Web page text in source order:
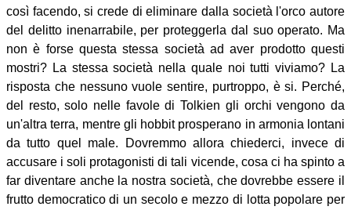
così facendo, si crede di eliminare dalla società l'orco autore
del delitto inenarrabile, per proteggerla dal suo operato. Ma
non è forse questa stessa società ad aver prodotto questi
mostri? La stessa società nella quale noi tutti viviamo? La
risposta che nessuno vuole sentire, purtroppo, è si. Perché,
del resto, solo nelle favole di Tolkien gli orchi vengono da
un'altra terra, mentre gli hobbit prosperano in armonia lontani
da tutto quel male. Dovremmo allora chiederci, invece di
accusare i soli protagonisti di tali vicende, cosa ci ha spinto a
far diventare anche la nostra società, che dovrebbe essere il
frutto democratico di un secolo e mezzo di lotta popolare per